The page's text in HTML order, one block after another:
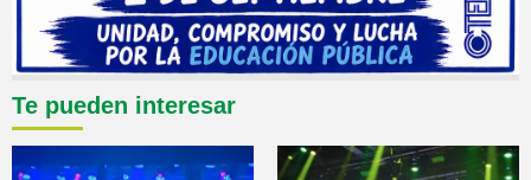
Te pueden interesar